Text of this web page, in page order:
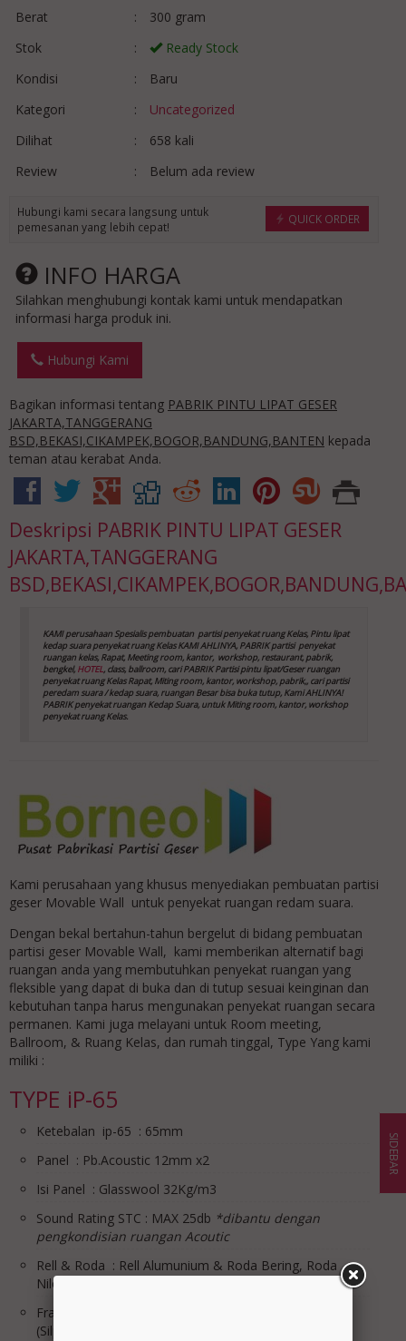
Berat
:
300 gram
Stok
:
Ready Stock
Kondisi
:
Baru
Kategori
:
Uncategorized
Dilihat
:
658 kali
Review
: Belum ada review
QUICK ORDER
Hubungi kami secara langsung untuk
pemesanan yang lebih cepat!
INFO HARGA
Silahkan menghubungi kontak kami untuk mendapatkan
informasi harga produk ini.
Hubungi Kami
Bagikan informasi tentang PABRIK PINTU LIPAT GESER
JAKARTA,TANGGERANG
BSD,BEKASI,CIKAMPEK,BOGOR,BANDUNG,BANTEN kepada
teman atau kerabat Anda.
Deskripsi PABRIK PINTU LIPAT GESER
JAKARTA,TANGGERANG
KAMI perusahaan Spesialis pembuatan partisi penyekat ruang Kelas, Pintu lipat
kedap suarapenyekat ruang KelasKAMI AHLINYA, PABRIK partisi penyekat
ruangan kelas, Rapat, Meeting room, kantor, workshop, restaurant, pabrik,
bengkel, HOTEL, class, ballroom, cari PABRIK Partisi pintu lipat/Geser ruangan
penyekat ruang KelasRapat, Miting room, kantor, workshop, pabrik,, cari partisi
peredam suara / kedap suara, ruangan Besar bisa buka tutup, Kami AHLINYA!
PABRIK penyekat ruangan Kedap Suara, untuk Miting room, kantor, workshop
penyekat ruang Kelas.
Kami perusahaan yang khusus menyediakan pembuatan partisi
geser Movable Wall untuk penyekat ruangan redam suara.
Dengan bekal bertahun-tahun bergelut di bidang pembuatan
partisi geser Movable Wall, kami memberikan alternatif bagi
ruangan anda yang membutuhkan penyekat ruangan yang
fleksible yang dapat di buka dan di tutup sesuai keinginan dan
kebutuhan tanpa harus mengunakan penyekat ruangan secara
permanen. Kami juga melayani untuk Room meeting,
Ballroom, & Ruang Kelas, dan rumah tinggal, Type Yang kami
miliki :
TYPE iP-65
Ketebalan ip-65 : 65mm
Panel : Pb.Acoustic 12mm x2
Isi Panel : Glasswool 32Kg/m3
Sound Rating STC : MAX 25db *dibantu dengan
pengkondisian ruangan Acoutic
Rell & Roda : Rell Alumunium & Roda Bering, Roda
Nilon
Frame list sisi Panel : Alumunium Natural Anodized
(Silper almunium CR.3)
SIDEBAR